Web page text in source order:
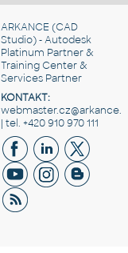
ARKANCE (CAD
Studio) - Autodesk
Platinum Partner &
Training Center &
Services Partner
KONTAKT:
| tel. +420 910 970 111